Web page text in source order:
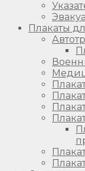
Плакаты